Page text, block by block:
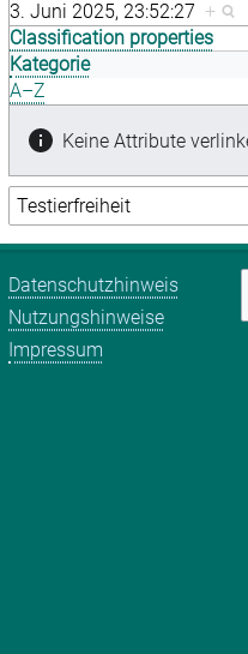
3. Juni 2025, 23:52:27 +
Classification properties
Kategorie
A–Z
Keine Attribute
Datenschutzhinweis
Nutzungshinweise
Impressum